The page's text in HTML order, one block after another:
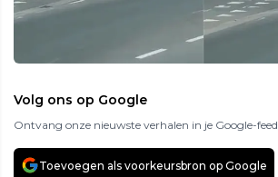
Volg ons op Google
Ontvang onze nieuwste verhalen in je Google-feed
Toevoegen als voorkeursbron op Google